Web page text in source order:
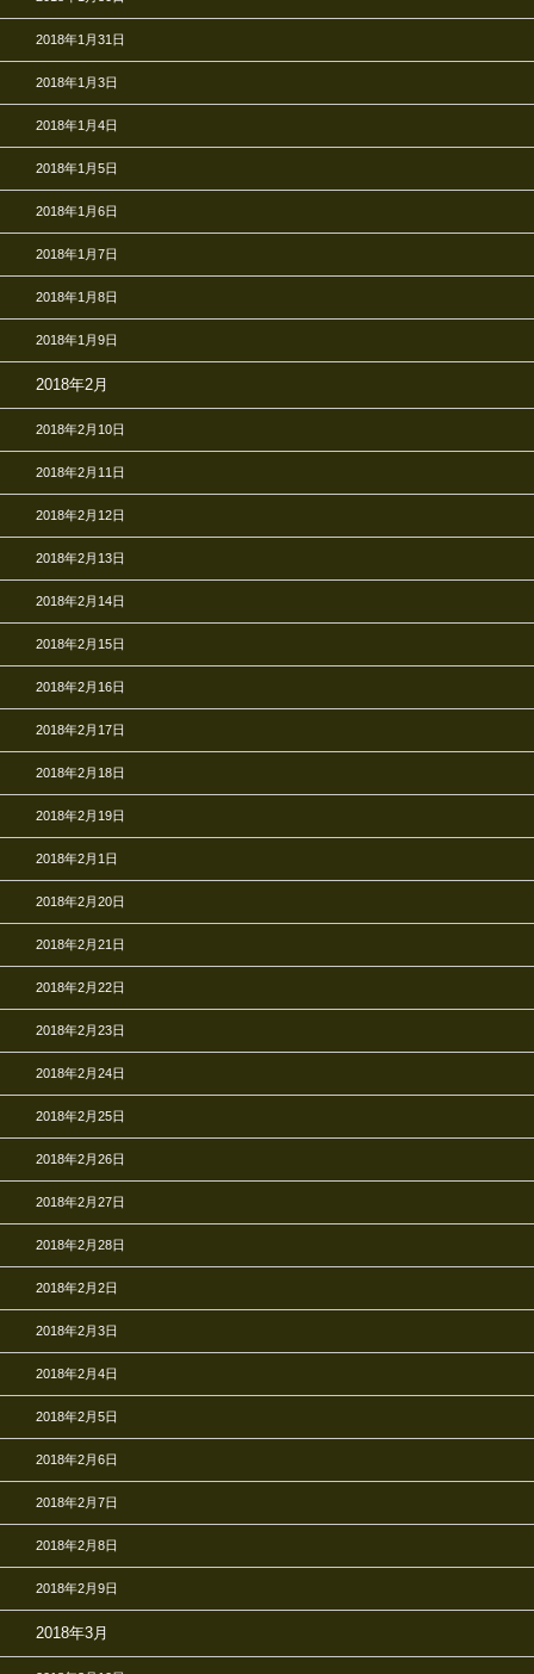
2018年1月31日
2018年1月3日
2018年1月4日
2018年1月5日
2018年1月6日
2018年1月7日
2018年1月8日
2018年1月9日
2018年2月
2018年2月10日
2018年2月11日
2018年2月12日
2018年2月13日
2018年2月14日
2018年2月15日
2018年2月16日
2018年2月17日
2018年2月18日
2018年2月19日
2018年2月1日
2018年2月20日
2018年2月21日
2018年2月22日
2018年2月23日
2018年2月24日
2018年2月25日
2018年2月26日
2018年2月27日
2018年2月28日
2018年2月2日
2018年2月3日
2018年2月4日
2018年2月5日
2018年2月6日
2018年2月7日
2018年2月8日
2018年2月9日
2018年3月